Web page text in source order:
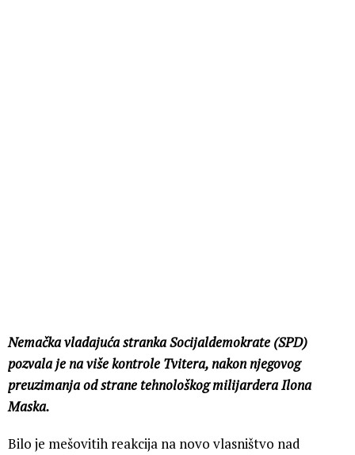
Nemačka vladajuća stranka Socijaldemokrate (SPD)
pozvala je na više kontrole Tvitera, nakon njegovog
preuzimanja od strane tehnološkog milijardera Ilona
Maska.
Bilo je mešovitih reakcija na novo vlasništvo nad